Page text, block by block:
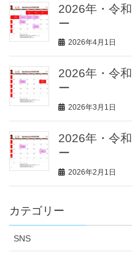
2026年・令
ー
2026年4月1日
2026年・令
ー
2026年3月1日
2026年・令
ー
2026年2月1日
カテゴリー
SNS